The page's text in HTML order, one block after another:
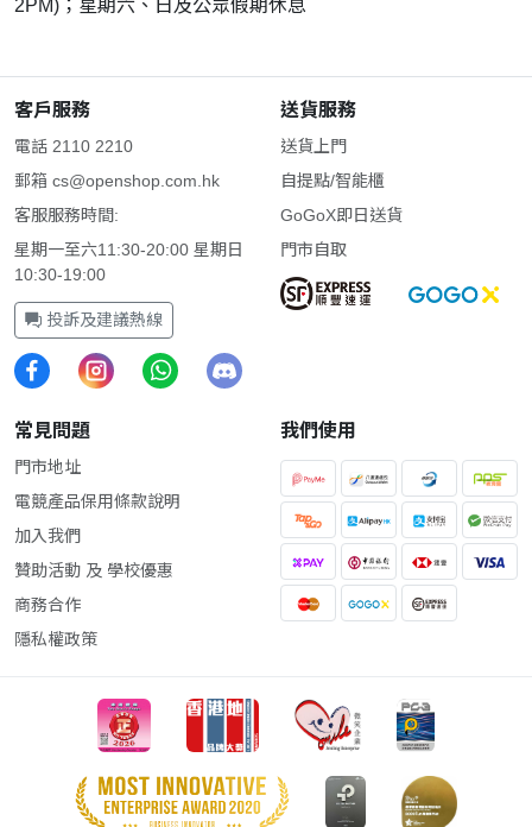
2PM)；星期六、日及公眾假期休息
客戶服務
電話 2110 2210
郵箱 cs@openshop.com.hk
客服服務時間:
星期一至六11:30-20:00 星期日
10:30-19:00
投訴及建議熱線
送貨服務
送貨上門
自提點/智能櫃
GoGoX即日送貨
門市自取
常見問題
門市地址
電競產品保用條款說明
加入我們
贊助活動 及 學校優惠
商務合作
隱私權政策
我們使用